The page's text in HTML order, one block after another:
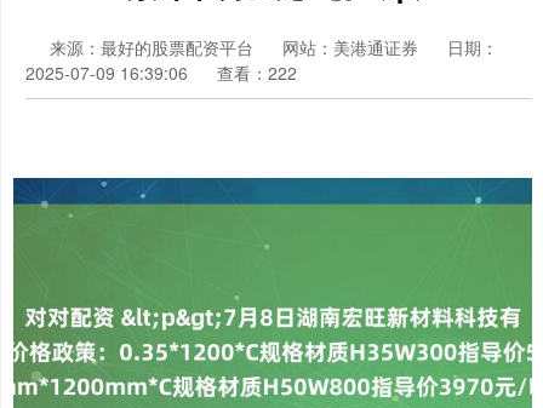
来源：最好的股票配资平台 网站：美港通证券
日期：
2025-07-09 16:39:06
查看：222